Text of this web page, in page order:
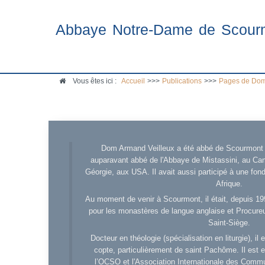
Abbaye Notre-Dame de
Vous êtes ici : Accueil >>> Publications >>> Pages de
Dom Armand Veilleux a été abbé de
auparavant abbé de l'Abbaye de Mistassini, au
Géorgie, aux USA. Il avait aussi participé à une
Afrique.
Au moment de venir à Scourmont, il était, depuis
pour les monastères de langue anglaise et
Saint-Siège.
Docteur en théologie (spécialisation en liturgie), il
copte, particulièrement de saint Pachôme. Il est
l’OCSO et l'Association Internationale des